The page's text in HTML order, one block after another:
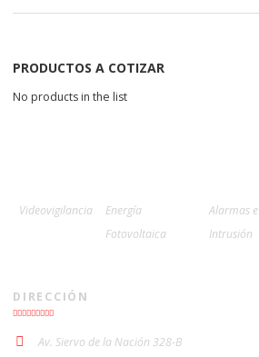
PRODUCTOS A COTIZAR
No products in the list
Videovigilancia
Energía
Fotovoltaica
Alarmas e
Intrusión
DIRECCIÓN
Av. Siervo de la Nación 328-B